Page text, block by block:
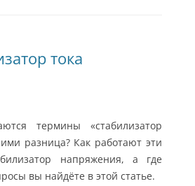
тока
термины «стабилизатор
разница? Как работают эти
напряжения, а где
вы найдёте в этой статье.